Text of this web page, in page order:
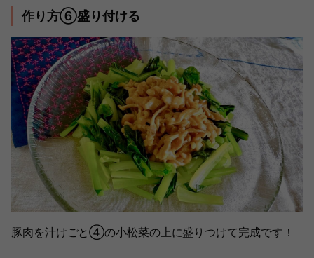
作り方⑥盛り付ける
豚肉を汁けごと④の小松菜の上に盛りつけて完成です！